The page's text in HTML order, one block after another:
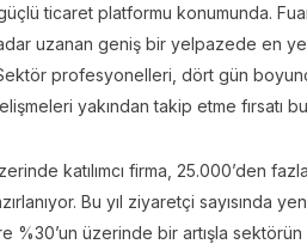
ticaret platformu konumunda.
uzanan geniş bir yelpazede en
profesyonelleri, dört gün
yakından takip etme fırsatı
katılımcı firma, 25.000’den
Bu yıl ziyaretçi sayısında
%30’un üzerinde bir artışla